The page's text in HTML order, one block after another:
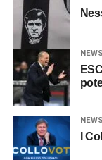
NEWS
NEWS
I